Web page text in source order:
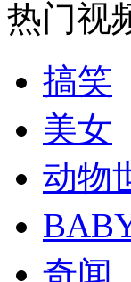
热门视
搞笑
美女
动物
奇闻